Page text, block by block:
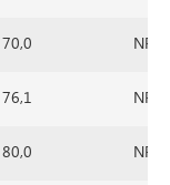
70,0 NR/
76,1 NR/
80,0 NR/